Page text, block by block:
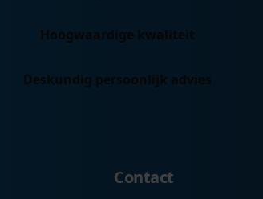
Hoogwaardige kwaliteit
Deskundig persoonlijk advies
Contact